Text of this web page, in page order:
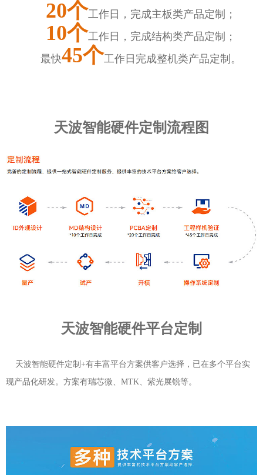
20个工作日，完成主板类产品定制；
10个工作日，完成结构类产品定制；
最快45个工作日完成整机类产品定制。
天波智能硬件定制流程图
天波智能硬件平台定制
天波智能硬件定制+有丰富平台方案供客户选择，已在多个平台实
现产品化研发。方案有瑞芯微、MTK、紫光展锐等。